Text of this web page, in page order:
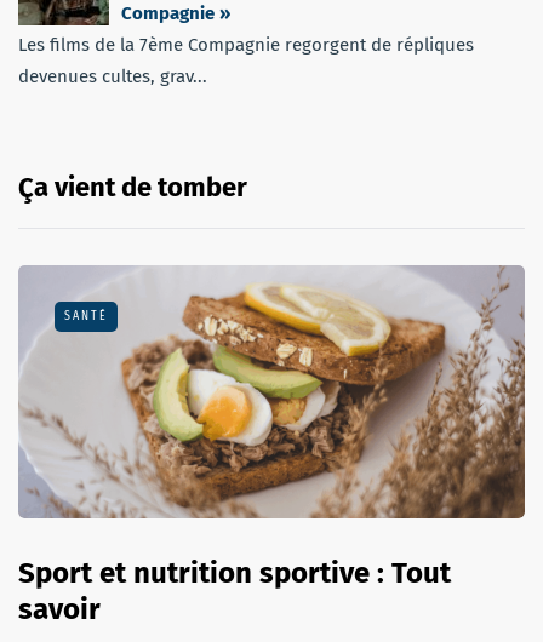
Compagnie »
Les films de la 7ème Compagnie regorgent de répliques
devenues cultes, grav...
Ça vient de tomber
SANTÉ
Sport et nutrition sportive : Tout
savoir